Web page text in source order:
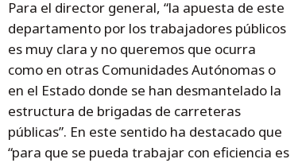
Para el director general, “la apuesta de este
departamento por los trabajadores públicos
es muy clara y no queremos que ocurra
como en otras Comunidades Autónomas o
en el Estado donde se han desmantelado la
estructura de brigadas de carreteras
públicas”. En este sentido ha destacado que
“para que se pueda trabajar con eficiencia es